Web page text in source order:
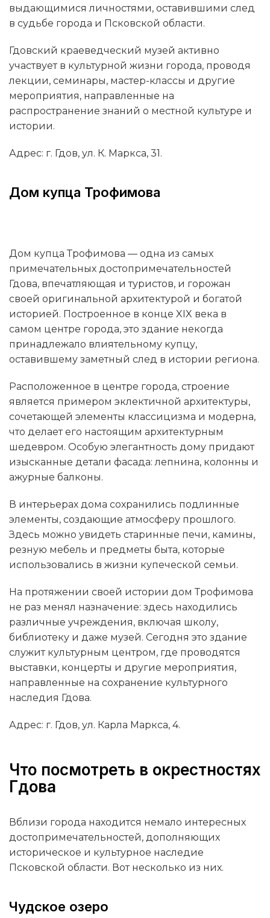
выдающимися личностями, оставившими след
в судьбе города и Псковской области.
Гдовский краеведческий музей активно
участвует в культурной жизни города, проводя
лекции, семинары, мастер-классы и другие
мероприятия, направленные на
распространение знаний о местной культуре и
истории.
Адрес: г. Гдов, ул. К. Маркса, 31.
Дом купца Трофимова
Дом купца Трофимова — одна из самых
примечательных достопримечательностей
Гдова, впечатляющая и туристов, и горожан
своей оригинальной архитектурой и богатой
историей. Построенное в конце XIX века в
самом центре города, это здание некогда
принадлежало влиятельному купцу,
оставившему заметный след в истории региона.
Расположенное в центре города, строение
является примером эклектичной архитектуры,
сочетающей элементы классицизма и модерна,
что делает его настоящим архитектурным
шедевром. Особую элегантность дому придают
изысканные детали фасада: лепнина, колонны и
ажурные балконы.
В интерьерах дома сохранились подлинные
элементы, создающие атмосферу прошлого.
Здесь можно увидеть старинные печи, камины,
резную мебель и предметы быта, которые
использовались в жизни купеческой семьи.
На протяжении своей истории дом Трофимова
не раз менял назначение: здесь находились
различные учреждения, включая школу,
библиотеку и даже музей. Сегодня это здание
служит культурным центром, где проводятся
выставки, концерты и другие мероприятия,
направленные на сохранение культурного
наследия Гдова.
Адрес: г. Гдов, ул. Карла Маркса, 4.
Что посмотреть в окрестностях
Гдова
Вблизи города находится немало интересных
достопримечательностей, дополняющих
историческое и культурное наследие
Псковской области. Вот несколько из них.
Чудское озеро